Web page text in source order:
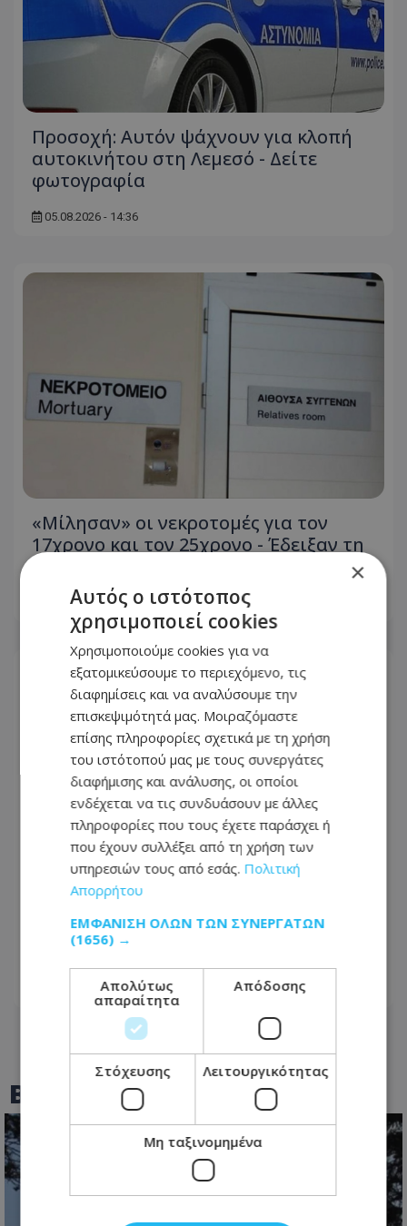
Προσοχή: Αυτόν ψάχνουν για κλοπή
αυτοκινήτου στη Λεμεσό - Δείτε
φωτογραφία
05.08.2026 - 14:36
«Μίλησαν» οι νεκροτομές για τον
17χρονο και τον 25χρονο - Έδειξαν τη
05.08.2026 - 14:07
Κατασχέθηκαν δεκάδες οχήματα από
την Αστυνομία
05.08.2026 - 07:31
BEST OF TOTHEMAONLINE
×
Αυτός ο ιστότοπος
χρησιμοποιεί cookies
Χρησιμοποιούμε cookies για να
εξατομικεύσουμε το περιεχόμενο, τις
διαφημίσεις και να αναλύσουμε την
επισκεψιμότητά μας. Μοιραζόμαστε
επίσης πληροφορίες σχετικά με τη χρήση
του ιστότοπού μας με τους συνεργάτες
διαφήμισης και ανάλυσης, οι οποίοι
ενδέχεται να τις συνδυάσουν με άλλες
πληροφορίες που τους έχετε παράσχει ή
που έχουν συλλέξει από τη χρήση των
υπηρεσιών τους από εσάς. Πολιτική
Απορρήτου
ΕΜΦΆΝΙΣΗ ΌΛΩΝ ΤΩΝ ΣΥΝΕΡΓΑΤΏΝ
(1656) →
Απολύτως
απαραίτητα
Απόδοσης
Στόχευσης Λειτουργικότητας
Μη ταξινομημένα